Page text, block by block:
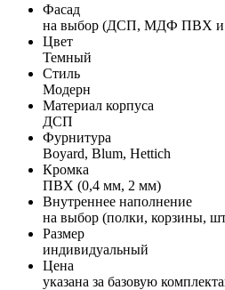
Фасад
на выбор (ДСП, МДФ ПВХ и
Цвет
Темный
Стиль
Модерн
Материал корпуса
ДСП
Фурнитура
Boyard, Blum, Hettich
Кромка
ПВХ (0,4 мм, 2 мм)
Внутреннее наполнение
на выбор (полки, корзины,
Размер
индивидуальный
Цена
указана за базовую